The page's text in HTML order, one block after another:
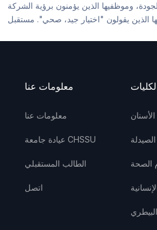
وموظفيها الذين يؤمنون برؤية الشركة
معلومات عنا
معلومات عنا
عيادة جامعة CHSSU
الطالب المستقبلي
اتصل
الصحة